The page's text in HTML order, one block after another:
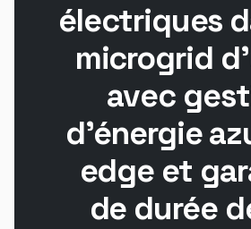
électriques
microgrid
avec
d'énergie
edge et
de durée